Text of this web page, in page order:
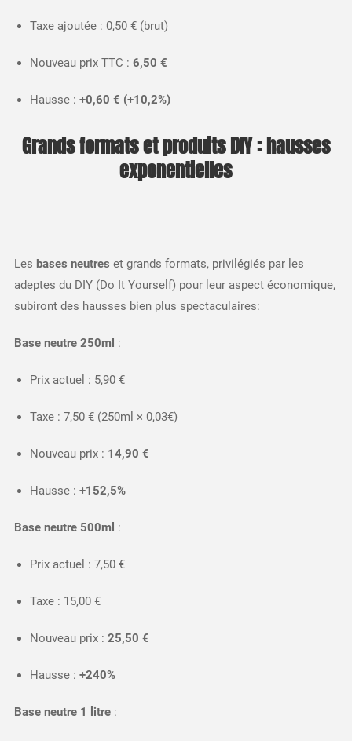
Taxe ajoutée : 0,50 € (brut)
Nouveau prix TTC : 6,50 €
Hausse : +0,60 € (+10,2%)
Grands formats et produits DIY : hausses
exponentielles
Les bases neutres et grands formats, privilégiés par les
adeptes du DIY (Do It Yourself) pour leur aspect économique,
subiront des hausses bien plus spectaculaires:​
Base neutre 250ml :
Prix actuel : 5,90 €
Taxe : 7,50 € (250ml × 0,03€)
Nouveau prix : 14,90 €
Hausse : +152,5%
Base neutre 500ml :
Prix actuel : 7,50 €
Taxe : 15,00 €
Nouveau prix : 25,50 €
Hausse : +240%
Base neutre 1 litre: